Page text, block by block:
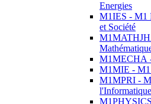
Energies
M1IES - M1
et Société
M1MECHA
M1MIE - M1
M1MPRI -
l'Informatique